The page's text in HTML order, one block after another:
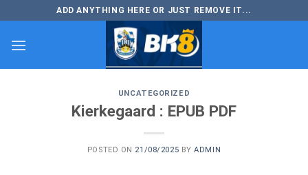
to
content
ADD ANYTHING HERE OR JUST REMOVE IT...
UNCATEGORIZED
Kierkegaard : EPUB PDF
POSTED ON 21/08/2025 BYADMIN